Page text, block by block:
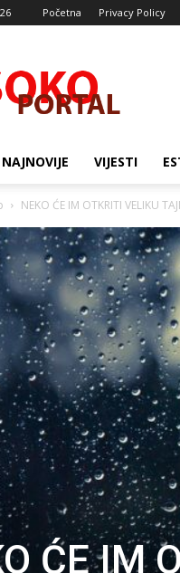
Početna Privacy Policy
NAJNOVIJE VIJESTI
NEKO ĆE IM OTKRITI VELIKU
ĆE IM